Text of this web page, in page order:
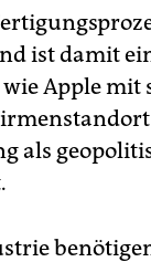
ist damit
Apple mit
als